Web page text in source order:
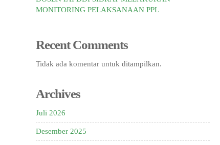
MONITORING PELAKSANAAN PPL
Recent Comments
Tidak ada komentar untuk ditampilkan.
Archives
Juli 2026
Desember 2025